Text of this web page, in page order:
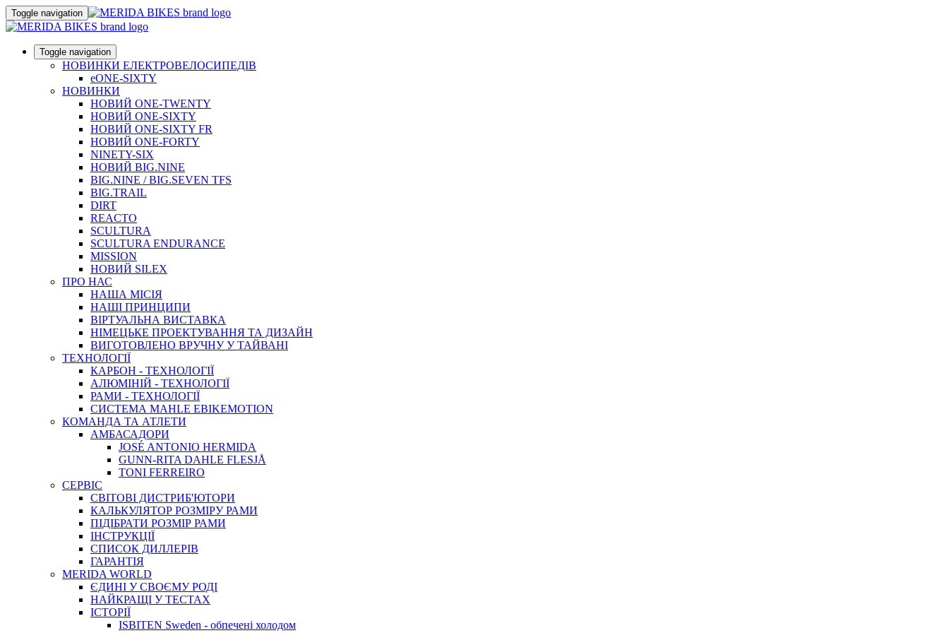
Toggle navigation
Toggle navigation
НОВИНКИ ЕЛЕКТРОВЕЛОСИПЕДІВ
eONE-SIXTY
НОВИНКИ
НОВИЙ ONE-TWENTY
НОВИЙ ONE-SIXTY
НОВИЙ ONE-SIXTY FR
НОВИЙ ONE-FORTY
NINETY-SIX
НОВИЙ BIG.NINE
BIG.NINE / BIG.SEVEN TFS
BIG.TRAIL
DIRT
REACTO
SCULTURA
SCULTURA ENDURANCE
MISSION
НОВИЙ SILEX
ПРО НАС
НАША МICIЯ
НАШI ПРИНЦИПИ
ВIРТУАЛЬНА ВИСТАВКА
НІМЕЦЬКЕ ПРОЕКТУВАННЯ ТА ДИЗАЙН
ВИГОТОВЛЕНО ВРУЧНУ У ТАЙВАНІ
ТЕХНОЛОГІЇ
КАРБОН - ТЕХНОЛОГІЇ
АЛЮМІНІЙ - ТЕХНОЛОГІЇ
РАМИ - ТЕХНОЛОГІЇ
СИСТЕМА MAHLE EBIKEMOTION
КОМАНДА ТА АТЛЕТИ
АМБАСАДОРИ
JOSÉ ANTONIO HERMIDA
GUNN-RITA DAHLE FLESJÅ
TONI FERREIRO
СЕРВІС
СВІТОВІ ДИСТРИБ'ЮТОРИ
КАЛЬКУЛЯТОР РОЗМIРУ РАМИ
ПІДІБРАТИ РОЗМІР РАМИ
IНСТРУКЦIЇ
СПИСОК ДИЛЛЕРІВ
ГАРАНТIЯ
MERIDA WORLD
ЄДИНI У СВОЄМУ РОДI
НАЙКРАЩІ У ТЕСТАХ
ІСТОРІЇ
ISBITEN Sweden - обпечені холодом